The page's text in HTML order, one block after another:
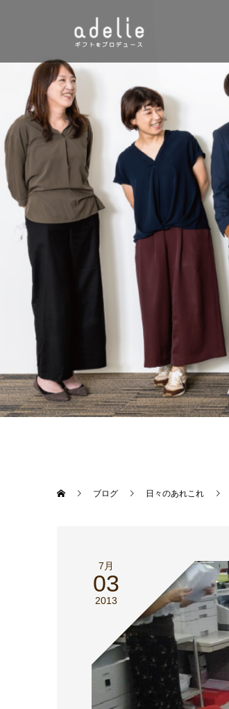
ブログ 日々のあれこれ
7月
03
2013